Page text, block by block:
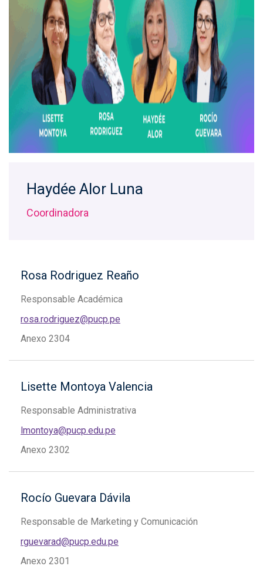
Haydée Alor Luna
Coordinadora
Rosa Rodriguez Reaño
Responsable Académica
rosa.rodriguez@pucp.pe
Anexo 2304
Lisette Montoya Valencia
Responsable Administrativa
lmontoya@pucp.edu.pe
Anexo 2302
Rocío Guevara Dávila
Responsable de Marketing y Comunicación
rguevarad@pucp.edu.pe
Anexo 2301